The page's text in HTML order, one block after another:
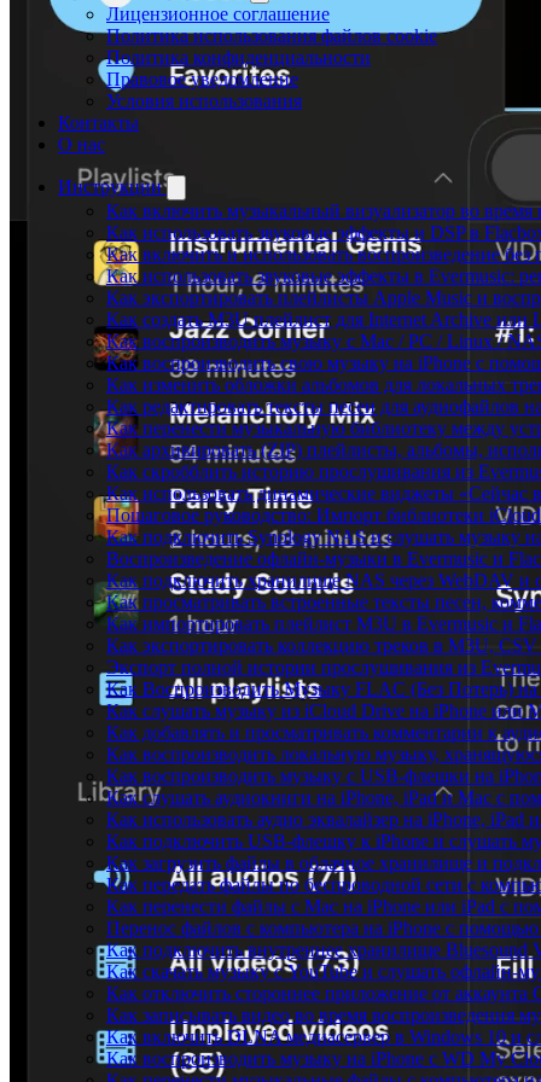
Лицензионное соглашение
Политика использования файлов cookie
Политика конфиденциальности
Правовое уведомление
Условия использования
Контакты
О нас
Инструкции
Как включить музыкальный визуализатор во
Как использовать звуковые эффекты и DSP в
Как включить и использовать воспроизведение без
Как использовать звуковые эффекты в Evermusic:
Как экспортировать плейлисты Apple Music и
Как создать M3U плейлист для Internet Archive или
Как воспроизводить музыку с Mac / PC / Linux /
Как воспроизводить свою музыку на iPhone с
Как изменить обложки альбомов для локальных
Как редактировать тексты песен для аудиофайлов
Как перенести музыкальную библиотеку между
Как архивировать (ZIP) плейлисты, альбомы,
Как скробблить историю прослушивания из
Как использовать динамические виджеты «Сейчас
Пошаговое руководство: Импорт библиотеки
Как подключить Synology NAS и слушать музыку
Воспроизведение офлайн-музыки в Evermusic и
Как подключить хранилище NAS через WebDAV и
Как просматривать встроенные тексты песен,
Как импортировать плейлист M3U в Evermusic и
Как экспортировать коллекцию треков в M3U,
Экспорт полной истории прослушивания из
Как Воспроизводить Музыку FLAC (Без Потерь)
Как слушать музыку из iCloud Drive на iPhone или
Как добавлять и просматривать комментарии к
Как воспроизводить локальную музыку,
Как воспроизводить музыку с USB-флешки на
Как слушать аудиокниги на iPhone, iPad и Mac с
Как использовать аудио эквалайзер на iPhone, iPad
Как подключить USB-флешку к iPhone и слушать
Как загрузить файлы в облачное хранилище и
Как передать файлы по беспроводной сети с
Как перенести файлы с Mac на iPhone или iPad с
Перенос файлов с компьютера на iPhone с
Как подключить внутреннее хранилище Bluesound
Как скачать музыку с YouTube и слушать офлайн-
Как отключить стороннее приложение от аккаунта
Как записывать видео во время воспроизведения
Как включить DLNA медиасервер в Windows 10 и
Как воспроизводить музыку на iPhone с WD My